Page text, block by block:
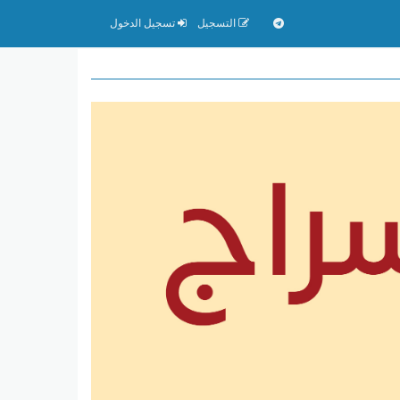
التسجيل تسجيل الدخول